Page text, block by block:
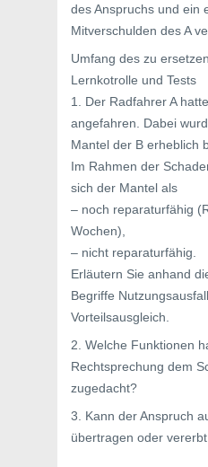
des Anspruchs und ein
Mitverschulden des A
Umfang des zu
Lernkotrolle und Tests
1. Der Radfahrer A
angefahren. Dabei
Mantel der B erheblich
Im Rahmen der
sich der Mantel als
– noch reparaturfähig
Wochen),
– nicht reparaturfähig.
Erläutern Sie anhand
Begriffe
Vorteilsausgleich.
2. Welche Funktionen
Rechtsprechung dem
zugedacht?
3. Kann der Anspruch
übertragen oder